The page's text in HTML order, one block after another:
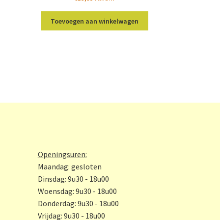
Toevoegen aan winkelwagen
Openingsuren:
Maandag: gesloten
Dinsdag: 9u30 - 18u00
Woensdag: 9u30 - 18u00
Donderdag: 9u30 - 18u00
Vrijdag: 9u30 - 18u00